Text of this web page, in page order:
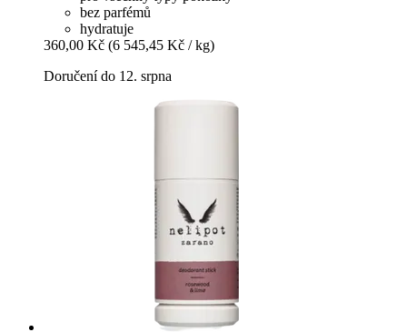
bez parfémů
hydratuje
360,00 Kč (6 545,45 Kč / kg)
Doručení do 12. srpna